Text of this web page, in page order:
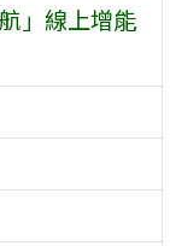
」線上增能